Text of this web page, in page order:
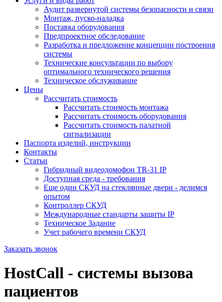
Аудит развернутой системы безопасности и связи
Монтаж, пуско-наладка
Поставка оборудования
Предпроектное обследование
Разработка и предложение концепции построения
системы
Технические консультации по выбору
оптимального технического решения
Техническое обслуживание
Цены
Рассчитать стоимость
Рассчитать стоимость монтажа
Рассчитать стоимость оборудования
Рассчитать стоимость палатной
сигнализации
Паспорта изделий, инструкции
Контакты
Статьи
Гибридный видеодомофон TR-31 IP
Доступная среда - требования
Еще один СКУД на стеклянные двери - делимся
опытом
Контроллер СКУД
Международные стандарты защиты IP
Техническое Задание
Учет рабочего времени СКУД
Заказать звонок
HostCall - системы вызова
пациентов